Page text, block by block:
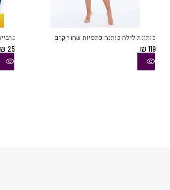
₪ 25
ניתן
כותונת לילה כותנה כתפיות שחור קרם
₪ 119